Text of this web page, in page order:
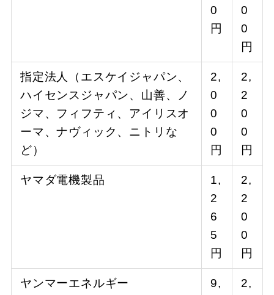
0
円
0
0
円
指定法人（エスケイジャパン、
ハイセンスジャパン、山善、ノ
ジマ、フィフティ、アイリスオ
ーマ、ナヴィック、ニトリな
ど）
2,
0
0
0
円
2,
2
0
0
円
ヤマダ電機製品
1,
2
6
5
円
2,
2
0
0
円
ヤンマーエネルギー
9,
2,